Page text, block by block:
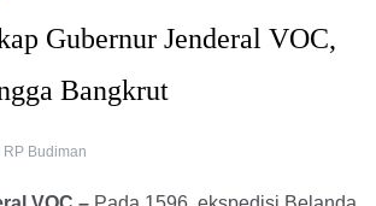
Gubernur Jenderal VOC,
Bangkrut
RP Budiman